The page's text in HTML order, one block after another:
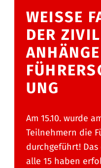
WEISSE
DER
UNG
Am 15.10. wurde
Teilnehmern die
durchgeführt!
alle 15 haben